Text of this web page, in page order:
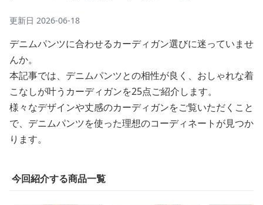
更新日 2026-06-18
デニムパンツに合わせるカーディガン選びに迷っていませ
んか。
本記事では、デニムパンツとの相性が良く、おしゃれな着
こなしが叶うカーディガンを25点ご紹介します。
様々なデザインや丈感のカーディガンをご覧いただくこと
で、デニムパンツを使った理想のコーディネートが見つか
ります。
今回紹介する商品一覧